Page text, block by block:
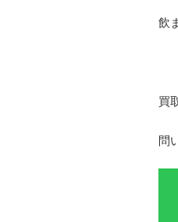
飲
買
問